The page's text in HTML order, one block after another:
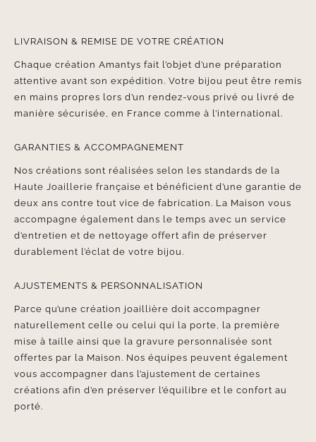
LIVRAISON & REMISE DE VOTRE CRÉATION
Chaque création Amantys fait l’objet d’une préparation
attentive avant son expédition. Votre bijou peut être remis
en mains propres lors d’un rendez-vous privé ou livré de
manière sécurisée, en France comme à l’international.
GARANTIES & ACCOMPAGNEMENT
Nos créations sont réalisées selon les standards de la
Haute Joaillerie française et bénéficient d’une garantie de
deux ans contre tout vice de fabrication. La Maison vous
accompagne également dans le temps avec un service
d’entretien et de nettoyage offert afin de préserver
durablement l’éclat de votre bijou.
AJUSTEMENTS & PERSONNALISATION
Parce qu’une création joaillière doit accompagner
naturellement celle ou celui qui la porte, la première
mise à taille ainsi que la gravure personnalisée sont
offertes par la Maison. Nos équipes peuvent également
vous accompagner dans l’ajustement de certaines
créations afin d’en préserver l’équilibre et le confort au
porté.